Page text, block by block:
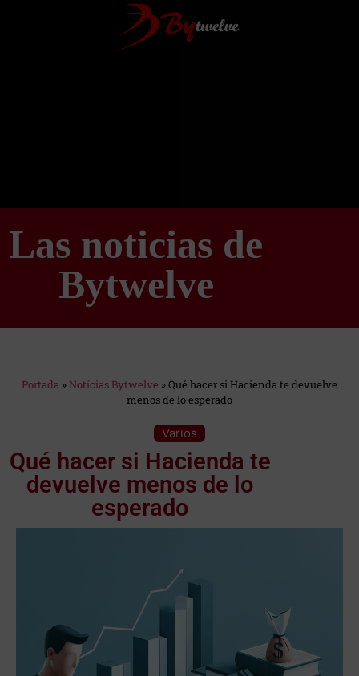
Las noticias de
Bytwelve
Portada »Notícias Bytwelve »Qué hacer si Hacienda te devuelve
menos de lo esperado
Varios
Qué hacer si Hacienda te
devuelve menos de lo
esperado